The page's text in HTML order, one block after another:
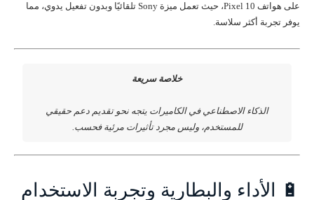
على هواتف Pixel 10، حيث تعمل ميزة Sony تلقائيًا وبدون تفعيل يدوي، مما
يوفر تجربة أكثر سلاسة.
خلاصة سريعة
الذكاء الاصطناعي في الكاميرات يتجه نحو تقديم دعم حقيقي
للمستخدم، وليس مجرد تأثيرات مرئية فحسب.
🔋 الأداء والبطارية وتجربة الاستخدام